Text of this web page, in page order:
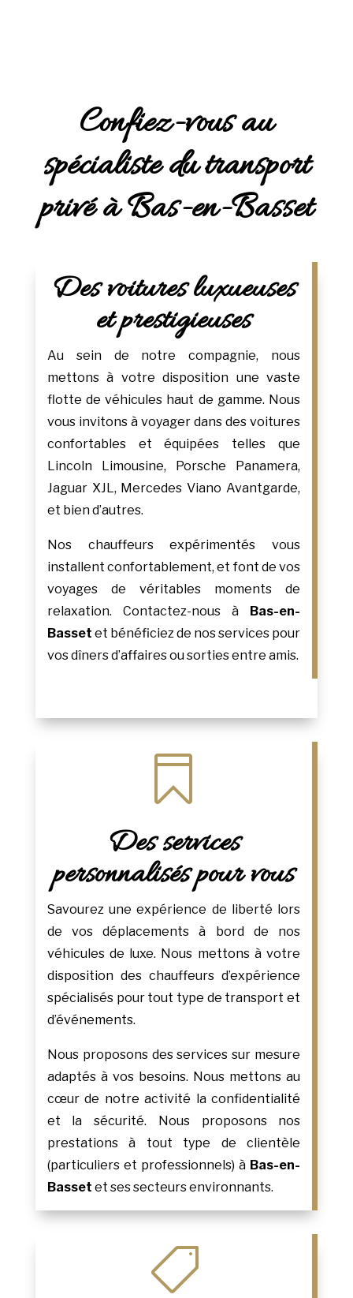
Confiez-vous au
spécialiste du transport
privé à Bas-en-Basset
Des voitures luxueuses
et prestigieuses
Au sein de notre compagnie, nous
mettons à votre disposition une vaste
flotte de véhicules haut de gamme. Nous
vous invitons à voyager dans des voitures
confortables et équipées telles que
Lincoln Limousine, Porsche Panamera,
Jaguar XJL, Mercedes Viano Avantgarde,
et bien d’autres.
Nos chauffeurs expérimentés vous
installent confortablement, et font de vos
voyages de véritables moments de
relaxation. Contactez-nous à Bas-en-
Basset et bénéficiez de nos services pour
vos dîners d’affaires ou sorties entre amis.

Des services
personnalisés pour vous
Savourez une expérience de liberté lors
de vos déplacements à bord de nos
véhicules de luxe. Nous mettons à votre
disposition des chauffeurs d’expérience
spécialisés pour tout type de transport et
d’événements.
Nous proposons des services sur mesure
adaptés à vos besoins. Nous mettons au
cœur de notre activité la confidentialité
et la sécurité. Nous proposons nos
prestations à tout type de clientèle
(particuliers et professionnels) à Bas-en-
Basset et ses secteurs environnants.
